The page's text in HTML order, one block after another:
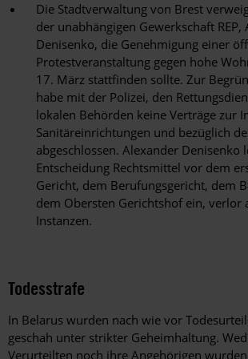
Die Stadtverwaltung von Brest
der unabhängigen Gewerkschaft REP,
Denisenko, die Genehmigung einer
Protestveranstaltung gegen hohe
17. März stattfinden sollte. Zur
habe mit der Polizei, den
lokalen Behörden keine Verträge zur
Sanitäreinrichtungen und bezüglich
abgeschlossen. Alexander Denisenko
Entscheidung Rechtsmittel vor dem
Gericht, dem Berufungsgericht, dem
dem Obersten Gerichtshof ein, verlor
Instanzen.
Todesstrafe
In Belarus wurden nach wie vor
geschah unter strikter Geheimhaltung.
Verurteilten noch ihre Angehörigen